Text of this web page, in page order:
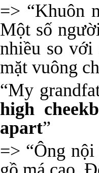
=> “Khuôn
Một số
nhiều so
mặt vuông
“My
high
apart”
=> “Ông